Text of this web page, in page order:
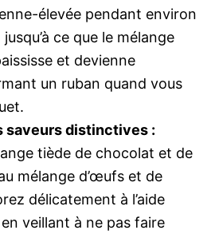
élevée pendant environ
ce que le mélange
et devienne
un ruban quand vous
saveurs distinctives :
tiède de chocolat et de
mélange d’œufs et de
délicatement à l’aide
en veillant à ne pas faire